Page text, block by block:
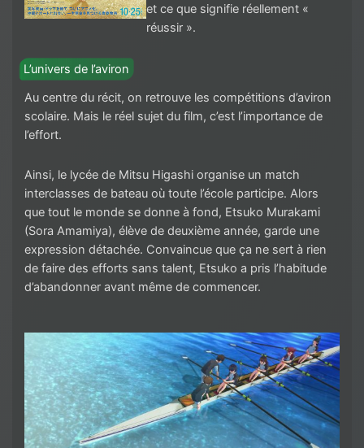
et ce que signifie réellement «
réussir ».
L’univers de l’aviron
Au centre du récit, on retrouve les compétitions d’aviron
scolaire. Mais le réel sujet du film, c’est l’importance de
l’effort.
Ainsi, le lycée de Mitsu Higashi organise un match
interclasses de bateau où toute l’école participe. Alors
que tout le monde se donne à fond, Etsuko Murakami
(Sora Amamiya), élève de deuxième année, garde une
expression détachée. Convaincue que ça ne sert à rien
de faire des efforts sans talent, Etsuko a pris l’habitude
d’abandonner avant même de commencer.